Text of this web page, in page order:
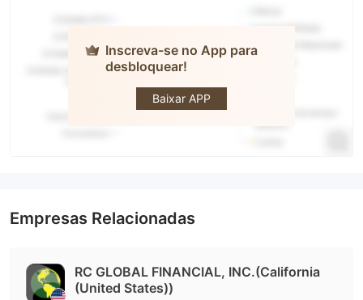
Inscreva-se no App para
desbloquear!
Baixar APP
RC Global
Empresas Relacionadas
RC GLOBAL FINANCIAL, INC.(California
(United States))